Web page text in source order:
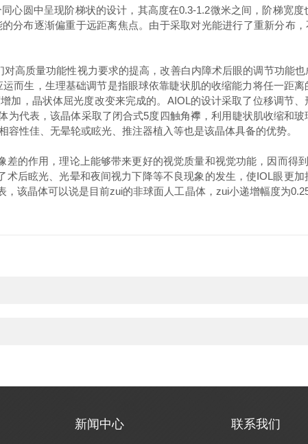
圆中呈现阶梯状的设计，其高度在0.3-1.2微米之间，阶梯宽
分布逐渐偏重于远距离焦点。由于采取对光能进行了重新分布
质量功能性视力要求的提高，改善白内障术后眼的调节功能
而生，生理基础调节是指眼球依靠睫状肌的收缩能力将任一距
加，晶状体屈光度改变来完成的。AIOL的设计采取了位移调节
为代表，该晶体采取了闭合式5度四触角襻，利用睫状肌收缩和
性佳、无晕轮或眩光、推注器植入等也是该晶体具备的优势。
差的作用，理论上能够带来更好的视觉质量和视觉功能，因而得
后眩光、光晕和夜间视力下降等不良现象的发生，使IOL眼更
该晶体可以说是目前zui的非球面人工晶体，zui小递增幅度为
新闻中心 联系我们